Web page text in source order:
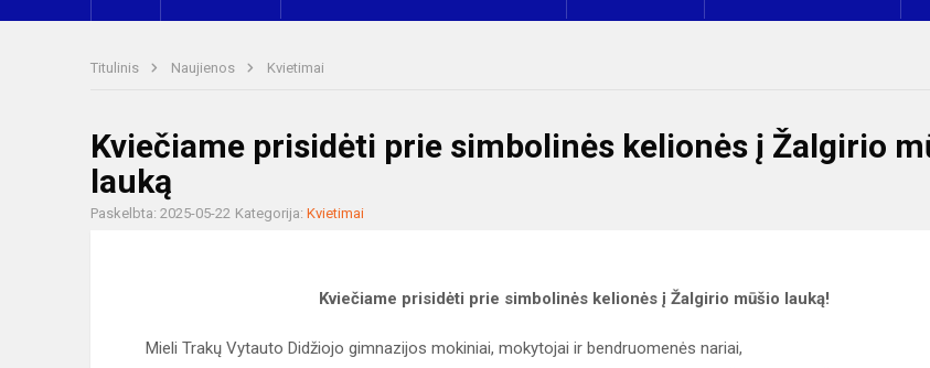
Titulinis Naujienos Kvietimai
Kviečiame prisidėti prie simbolinės kelionės į Žalgirio
lauką
Paskelbta: 2025-05-22 Kategorija: Kvietimai
Kviečiame prisidėti prie simbolinės kelionės į Žalgirio mūšio lauką!
Mieli Trakų Vytauto Didžiojo gimnazijos mokiniai, mokytojai ir bendruomenės nariai,